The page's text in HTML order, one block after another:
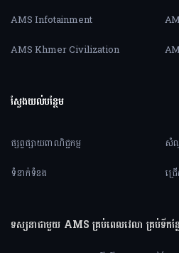
AMS Infotainment
AMS Khmer Civilization
ស្វែងយល់បន្ថែម
ផ្សព្វផ្សាយពាណិជ្ជកម្ម
ទំនាក់ទំនង
សំ
ជ្រ
ទស្សនាជាមួយ AMS គ្រប់ពេលវេលា គ្រប់ទីកន្ល